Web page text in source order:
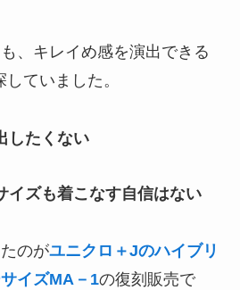
、キレイめ感を演出できる
ていました。
したくない
イズも着こなす自信はない
のがユニクロ＋Jのハイブリ
イズMA－1の復刻販売で